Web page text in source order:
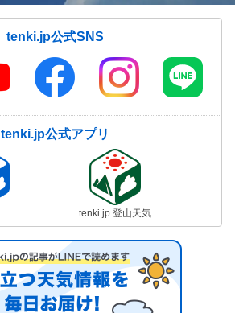
tenki.jp公式SNS
tenki.jp公式アプリ
tenki.jp 登山天気